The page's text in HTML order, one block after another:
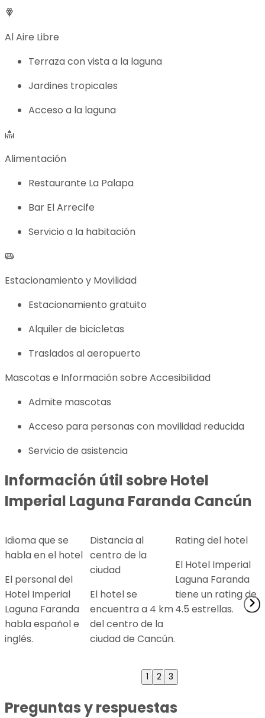
Al Aire Libre
Terraza con vista a la laguna
Jardines tropicales
Acceso a la laguna
Alimentación
Restaurante La Palapa
Bar El Arrecife
Servicio a la habitación
Estacionamiento y Movilidad
Estacionamiento gratuito
Alquiler de bicicletas
Traslados al aeropuerto
Mascotas e Información sobre Accesibilidad
Admite mascotas
Acceso para personas con movilidad reducida
Servicio de asistencia
Información útil sobre Hotel
Imperial Laguna Faranda Cancún
Idioma que se
habla en el hotel
El personal del
Hotel Imperial
Laguna Faranda
habla español e
inglés.
Distancia al
centro de la
ciudad
El hotel se
encuentra a 4 km
del centro de la
ciudad de Cancún.
Rating del hotel
El Hotel Imperial
Laguna Faranda
tiene un rating de
4.5 estrellas.
1 2 3
Preguntas y respuestas